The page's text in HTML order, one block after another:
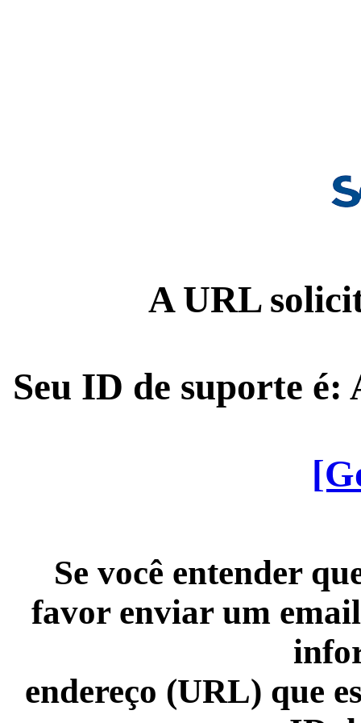
A URL
Seu ID de suporte é:
Se você entender
favor enviar um
endereço (URL) que